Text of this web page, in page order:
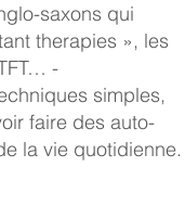
saxons qui
therapies », les
-
simples,
faire des auto-
la vie quotidienne.